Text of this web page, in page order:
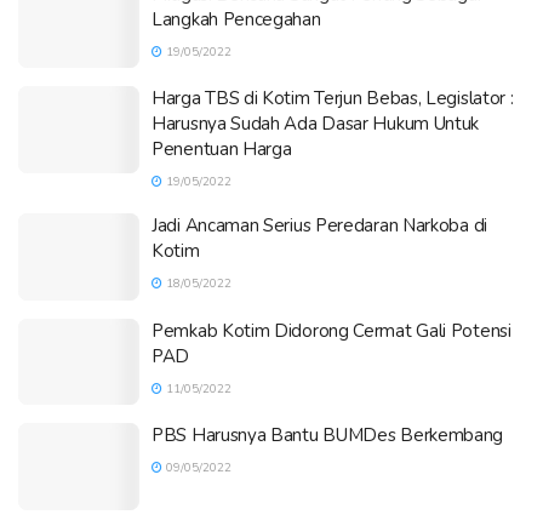
Langkah Pencegahan
19/05/2022
Harga TBS di Kotim Terjun Bebas, Legislator :
Harusnya Sudah Ada Dasar Hukum Untuk
Penentuan Harga
19/05/2022
Jadi Ancaman Serius Peredaran Narkoba di
Kotim
18/05/2022
Pemkab Kotim Didorong Cermat Gali Potensi
PAD
11/05/2022
PBS Harusnya Bantu BUMDes Berkembang
09/05/2022